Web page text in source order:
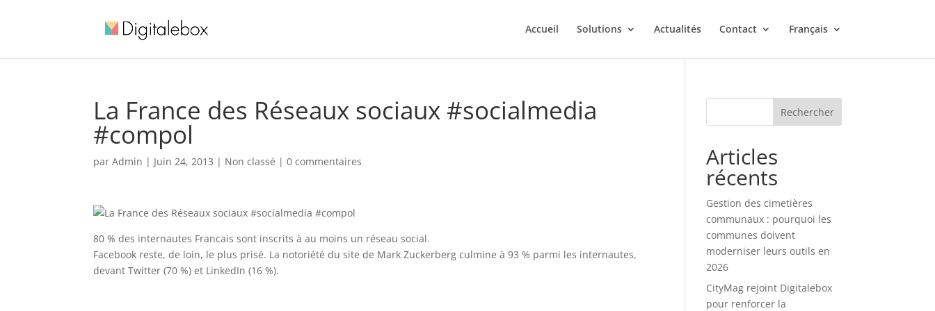
Accueil Solutions Actualités Contact Français
La France des Réseaux sociaux #socialmedia
#compol
parAdmin | Juin 24, 2013 | Non classé |0 commentaires
80 % des internautes Francais sont inscrits à au moins un réseau social.
Facebook reste, de loin, le plus prisé. La notoriété du site de Mark Zuckerberg culmine à 93 % parmi les internautes,
devant Twitter (70 %) et LinkedIn (16 %).
Rechercher
Articles
récents
Gestion des cimetières
communaux : pourquoi les
communes doivent
moderniser leurs outils en
2026
CityMag rejoint Digitalebox
pour renforcer la